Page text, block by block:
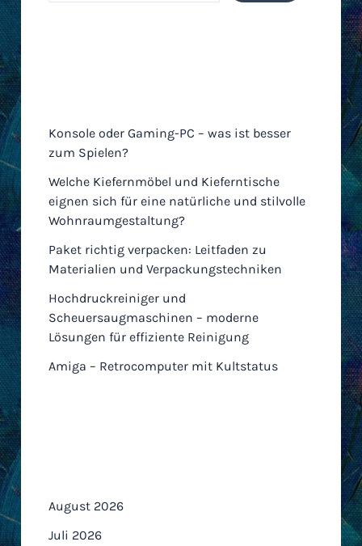
Konsole oder Gaming-PC – was ist besser
zum Spielen?
Welche Kiefernmöbel und Kieferntische
eignen sich für eine natürliche und stilvolle
Wohnraumgestaltung?
Paket richtig verpacken: Leitfaden zu
Materialien und Verpackungstechniken
Hochdruckreiniger und
Scheuersaugmaschinen – moderne
Lösungen für effiziente Reinigung
Amiga – Retrocomputer mit Kultstatus
August 2026
Juli 2026